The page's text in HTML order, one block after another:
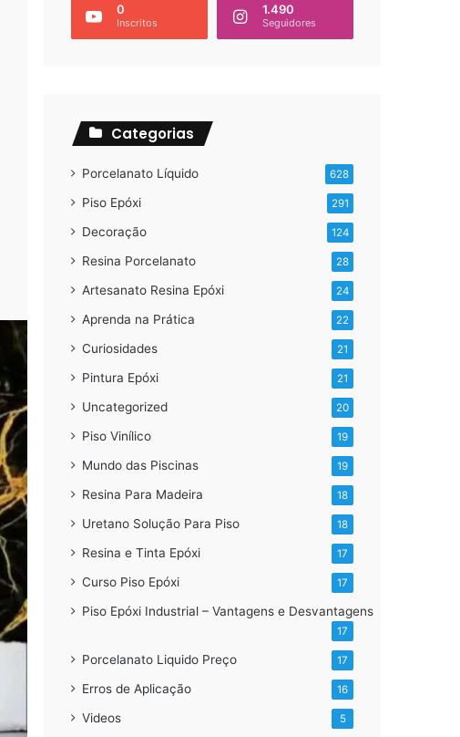
0
Inscritos
1.490
Seguidores
Categorias
Porcelanato Líquido 628
Piso Epóxi 291
Decoração 124
Resina Porcelanato 28
Artesanato Resina Epóxi 24
Aprenda na Prática 22
Curiosidades 21
Pintura Epóxi 21
Uncategorized 20
Piso Vinílico 19
Mundo das Piscinas 19
Resina Para Madeira 18
Uretano Solução Para Piso 18
Resina e Tinta Epóxi 17
Curso Piso Epóxi 17
Piso Epóxi Industrial – Vantagens e Desvantagens
17
Porcelanato Liquido Preço 17
Erros de Aplicação 16
Videos 5